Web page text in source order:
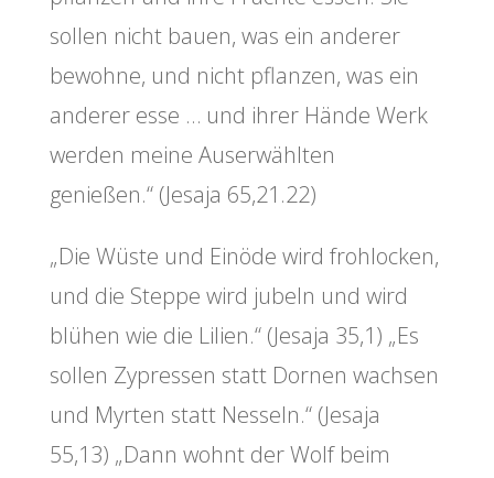
sollen nicht bauen, was ein anderer
bewohne, und nicht pflanzen, was ein
anderer esse … und ihrer Hände Werk
werden meine Auserwählten
genießen.“ (Jesaja 65,21.22)
„Die Wüste und Einöde wird frohlocken,
und die Steppe wird jubeln und wird
blühen wie die Lilien.“ (Jesaja 35,1) „Es
sollen Zypressen statt Dornen wachsen
und Myrten statt Nesseln.“ (Jesaja
55,13) „Dann wohnt der Wolf beim